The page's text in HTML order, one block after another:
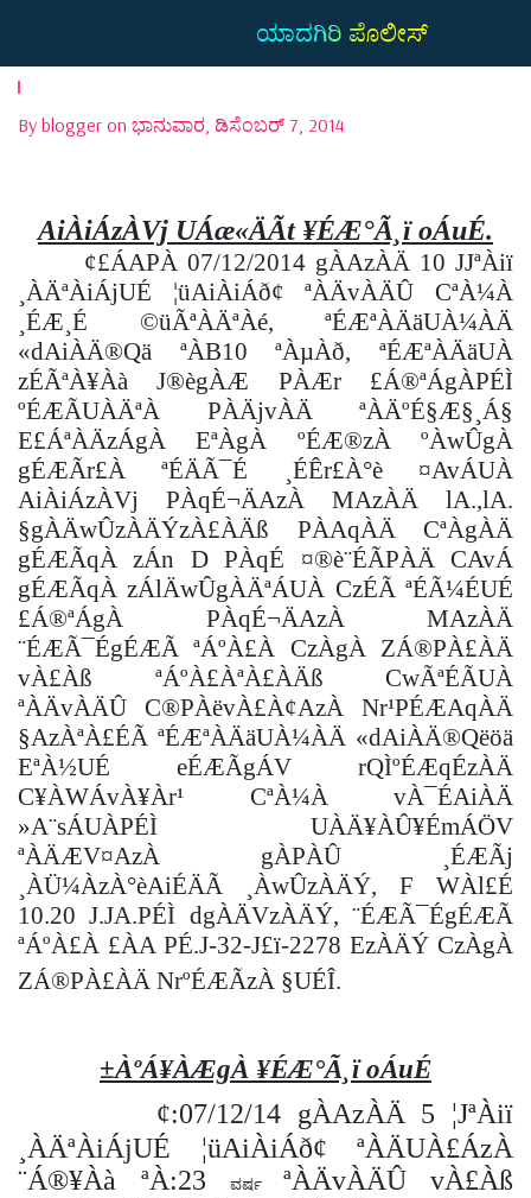
ಯಾದಗಿರಿ ಪೊಲೀಸ್
By blogger on ಭಾನುವಾರ, ಡಿಸೆಂಬರ್ 7, 2014
AiÀiÁzÀVj UÁæ«ÄÃt ¥ÉÆ°Ã¸ï oÁuÉ.
¢£ÁAPÀ 07/12/2014 gÀAzÀÄ 10 JJªÀiï
¸ÀÄªÀiÁjUÉ ¦üAiÀiÁð¢ ªÀÄvÀÄÛ CªÀ¼À
¸ÉÆ¸É ©üÃªÀÄªÀé, ªÉÆªÀÄäUÀ¼ÀÄ
«dAiÀÄ®Qä ªÀB10 ªÀµÀð, ªÉÆªÀÄäUÀ
zÉÃªÀ¥Àà J®ègÀÆ PÀÆr £Á®ªÁgÀPÉÌ
ºÉÆÃUÀÄªÀ PÀÄjvÀÄ ªÀÄºÉ§Æ§¸Á§
E£ÁªÀÄzÁgÀ EªÀgÀ ºÉÆ®zÀ ºÀwÛgÀ
gÉÆÃr£À ªÉÄÃ¯É ¸ÉÊr£À°è ¤AvÁUÀ
AiÀiÁzÀVj PÀqÉ¬ÄAzÀ MAzÀÄ lA.,lA.
§gÀÄwÛzÀÄÝzÀ£ÀÄß PÀAqÀÄ CªÀgÀÄ
gÉÆÃqÀ zÁn D PÀqÉ ¤®è¨ÉÃPÀÄ CAvÁ
gÉÆÃqÀ zÁlÄwÛgÀÄªÁUÀ CzÉÃ ªÉÃ¼ÉUÉ
£Á®ªÁgÀ PÀqÉ¬ÄAzÀ MAzÀÄ
¨ÉÆÃ¯ÉgÉÆÃ ªÁºÀ£À CzÀgÀ ZÁ®PÀ£ÀÄ
vÀ£Àß ªÁºÀ£ÀªÀ£ÀÄß CwÃªÉÃUÀ
ªÀÄvÀÄÛ C®PÀëvÀ£À¢AzÀ Nr¹PÉÆAqÀÄ
§AzÀªÀ£ÉÃ ªÉÆªÀÄäUÀ¼ÀÄ «dAiÀÄ®Qëöä
EªÀ½UÉ eÉÆÃgÁV rQÌºÉÆqÉzÀÄ
C¥ÀWÁvÀ¥Àr¹ CªÀ¼À vÀ¯ÉAiÀÄ
»A¨sÁUÀPÉÌ UÀÄ¥ÀÛ¥ÉmÁÖV
ªÀÄÆV¤AzÀ gÀPÀÛ ¸ÉÆÃj
¸ÀÜ¼ÀzÀ°èAiÉÄÃ ¸ÀwÛzÀÄÝ, F WÀl£É
10.20 J.JA.PÉÌ dgÀÄVzÀÄÝ, ¨ÉÆÃ¯ÉgÉÆÃ
ªÁºÀ£À £ÀA PÉ.J-32-J£ï-2278 EzÀÄÝ CzÀgÀ
ZÁ®PÀ£ÀÄ NrºÉÆÃzÀ §UÉÎ.
±ÀºÁ¥ÀÆgÀ ¥ÉÆ°Ã¸ï oÁuÉ
¢:07/12/14 gÀAzÀÄ 5 ¦JªÀiï
¸ÀÄªÀiÁjUÉ ¦üAiÀiÁð¢ ªÀÄUÀ£ÁzÀ
¨Á®¥Àà ªÀ:23 ವರ್ಷ ªÀÄvÀÄÛ vÀ£Àß